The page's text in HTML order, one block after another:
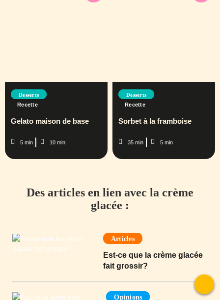
Desserts
Recette
Gelato maison de base
5 min 10 min
Desserts
Recette
Sorbet à la framboise
35 min 5 min
Des articles en lien avec la crème
glacée :
Articles
Est-ce que la crème glacée
fait grossir?
Opinions